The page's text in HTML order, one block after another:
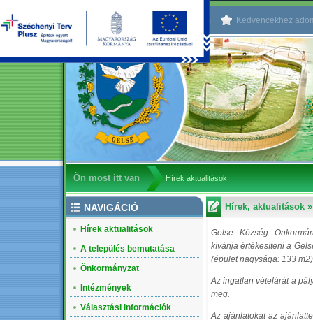
Kezdőlapnak beállítom Kedvencekhez
Ön most itt van Hírek aktualitások
NAVIGÁCIÓ
Hírek aktualitások
A település bemutatása
Önkormányzat
Intézmények
Választási információk
Hírek, aktualitások
Gelse Község
kívánja értékesíteni a
(épület nagysága: 133
Az ingatlan vételárát a
meg.
Az ajánlatokat az